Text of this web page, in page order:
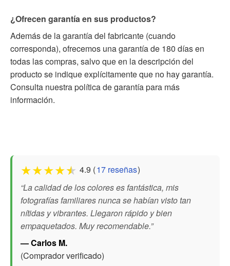
¿Ofrecen garantía en sus productos?
Además de la garantía del fabricante (cuando
corresponda), ofrecemos una garantía de 180 días en
todas las compras, salvo que en la descripción del
producto se indique explícitamente que no hay garantía.
Consulta nuestra política de garantía para más
información.
★★★★★ 4.9 (17 reseñas)
“La calidad de los colores es fantástica, mis
fotografías familiares nunca se habían visto tan
nítidas y vibrantes. Llegaron rápido y bien
empaquetados. Muy recomendable.”
— Carlos M.
(Comprador verificado)